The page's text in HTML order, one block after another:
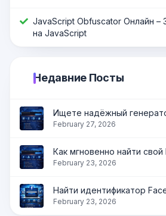
JavaScript Оbfuscator Онлайн –
на JavaScript
Недавние Посты
Ищете надёжный
February 27, 2026
Как мгновенно найти свой
February 23, 2026
February 23, 2026